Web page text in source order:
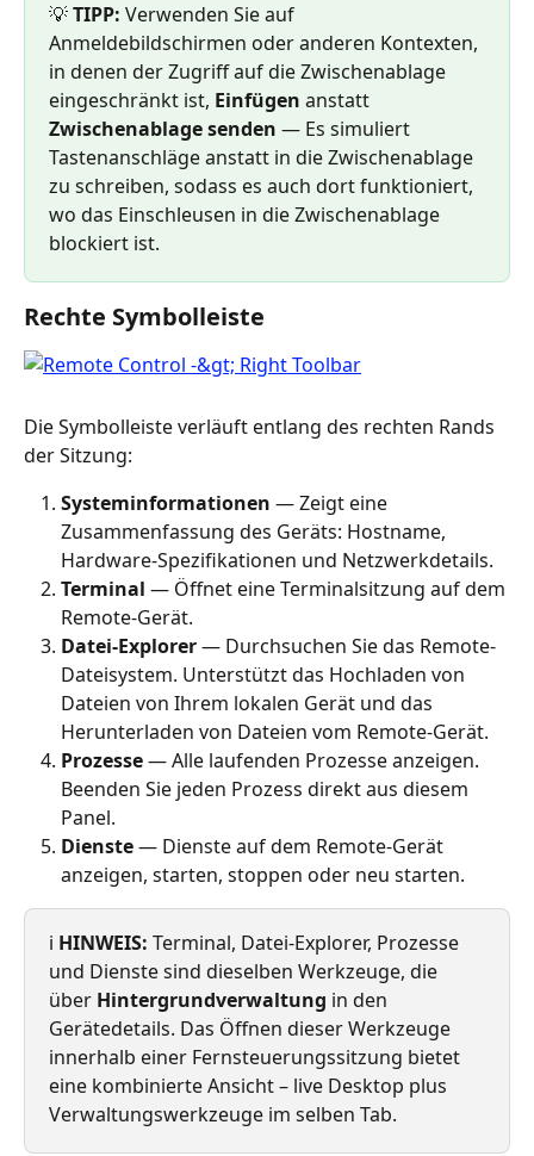
💡 TIPP: Verwenden Sie auf
Anmeldebildschirmen oder anderen Kontexten,
in denen der Zugriff auf die Zwischenablage
eingeschränkt ist, Einfügen anstatt
Zwischenablage senden — Es simuliert
Tastenanschläge anstatt in die Zwischenablage
zu schreiben, sodass es auch dort funktioniert,
wo das Einschleusen in die Zwischenablage
blockiert ist.
Rechte Symbolleiste
Die Symbolleiste verläuft entlang des rechten Rands
der Sitzung:
Systeminformationen — Zeigt eine
Zusammenfassung des Geräts: Hostname,
Hardware-Spezifikationen und Netzwerkdetails.
Terminal — Öffnet eine Terminalsitzung auf dem
Remote-Gerät.
Datei-Explorer — Durchsuchen Sie das Remote-
Dateisystem. Unterstützt das Hochladen von
Dateien von Ihrem lokalen Gerät und das
Herunterladen von Dateien vom Remote-Gerät.
Prozesse — Alle laufenden Prozesse anzeigen.
Beenden Sie jeden Prozess direkt aus diesem
Panel.
Dienste — Dienste auf dem Remote-Gerät
anzeigen, starten, stoppen oder neu starten.
ℹ️ HINWEIS: Terminal, Datei-Explorer, Prozesse
und Dienste sind dieselben Werkzeuge, die
über Hintergrundverwaltung in den
Gerätedetails. Das Öffnen dieser Werkzeuge
innerhalb einer Fernsteuerungssitzung bietet
eine kombinierte Ansicht – live Desktop plus
Verwaltungswerkzeuge im selben Tab.